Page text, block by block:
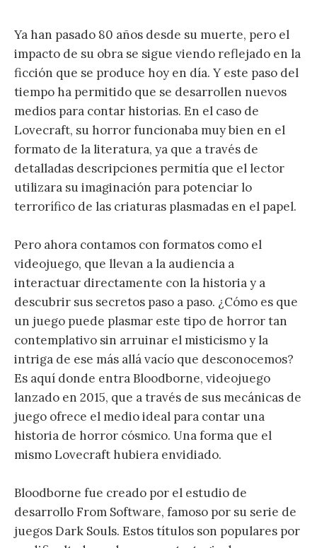
Ya han pasado 80 años desde su muerte, pero el
impacto de su obra se sigue viendo reflejado en la
ficción que se produce hoy en día. Y este paso del
tiempo ha permitido que se desarrollen nuevos
medios para contar historias. En el caso de
Lovecraft, su horror funcionaba muy bien en el
formato de la literatura, ya que a través de
detalladas descripciones permitía que el lector
utilizara su imaginación para potenciar lo
terrorífico de las criaturas plasmadas en el papel.
Pero ahora contamos con formatos como el
videojuego, que llevan a la audiencia a
interactuar directamente con la historia y a
descubrir sus secretos paso a paso. ¿Cómo es que
un juego puede plasmar este tipo de horror tan
contemplativo sin arruinar el misticismo y la
intriga de ese más allá vacío que desconocemos?
Es aquí donde entra Bloodborne, videojuego
lanzado en 2015, que a través de sus mecánicas de
juego ofrece el medio ideal para contar una
historia de horror cósmico. Una forma que el
mismo Lovecraft hubiera envidiado.
Bloodborne fue creado por el estudio de
desarrollo From Software, famoso por su serie de
juegos Dark Souls. Estos títulos son populares por